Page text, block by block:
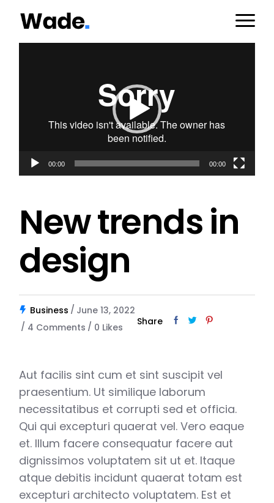
00:00 00:00
New trends in
design
Business
June 13, 2022
4 Comments
0 Likes Share
Aut facilis sint cum et sint suscipit vel
praesentium. Ut similique laborum
necessitatibus et corrupti sed et officia.
Qui qui excepturi quaerat vel. Vero eaque
et. Illum facere consequatur facere aut
dignissimos voluptatem sit ut et. Itaque
atque debitis incidunt quaerat totam est
excepturi architecto voluptatem. Est et